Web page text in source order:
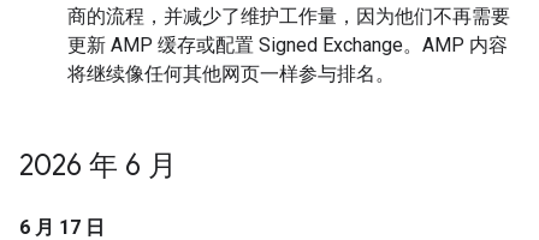
商的流程，并减少了维护工作量，因为他们不再需要
更新 AMP 缓存或配置 Signed Exchange。AMP 内容
将继续像任何其他网页一样参与排名。
2026 年 6 月
6 月 17 日